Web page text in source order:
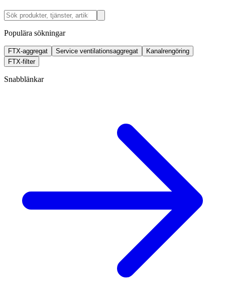
Populära sökningar
FTX-aggregat Service ventilationsaggregat
Kanalrengöring
FTX-filter
Snabblänkar